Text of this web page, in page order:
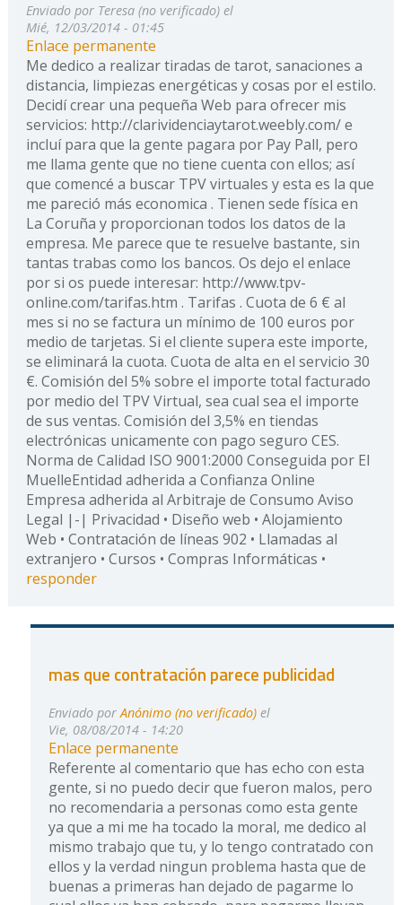
Enviado por Teresa (no verificado)el
Mié, 12/03/2014 - 01:45
Enlace permanente
Me dedico a realizar tiradas de tarot, sanaciones a
distancia, limpiezas energéticas y cosas por el estilo.
Decidí crear una pequeña Web para ofrecer mis
servicios: http://clarividenciaytarot.weebly.com/ e
incluí para que la gente pagara por Pay Pall, pero
me llama gente que no tiene cuenta con ellos; así
que comencé a buscar TPV virtuales y esta es la que
me pareció más economica . Tienen sede física en
La Coruña y proporcionan todos los datos de la
empresa. Me parece que te resuelve bastante, sin
tantas trabas como los bancos. Os dejo el enlace
por si os puede interesar: http://www.tpv-
online.com/tarifas.htm . Tarifas . Cuota de 6 € al
mes si no se factura un mínimo de 100 euros por
medio de tarjetas. Si el cliente supera este importe,
se eliminará la cuota. Cuota de alta en el servicio 30
€. Comisión del 5% sobre el importe total facturado
por medio del TPV Virtual, sea cual sea el importe
de sus ventas. Comisión del 3,5% en tiendas
electrónicas unicamente con pago seguro CES.
Norma de Calidad ISO 9001:2000 Conseguida por El
MuelleEntidad adherida a Confianza Online
Empresa adherida al Arbitraje de Consumo Aviso
Legal |-| Privacidad • Diseño web • Alojamiento
Web • Contratación de líneas 902 • Llamadas al
extranjero • Cursos • Compras Informáticas •
responder
mas que contratación parece publicidad
Enviado porAnónimo (no verificado)el
Vie, 08/08/2014 - 14:20
Enlace permanente
Referente al comentario que has echo con esta
gente, si no puedo decir que fueron malos, pero
no recomendaria a personas como esta gente
ya que a mi me ha tocado la moral, me dedico al
mismo trabajo que tu, y lo tengo contratado con
ellos y la verdad ningun problema hasta que de
buenas a primeras han dejado de pagarme lo